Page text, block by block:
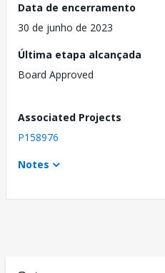
Data de encerramento
30 de junho de 2023
Última etapa alcançada
Board Approved
Associated Projects
P158976
Notes